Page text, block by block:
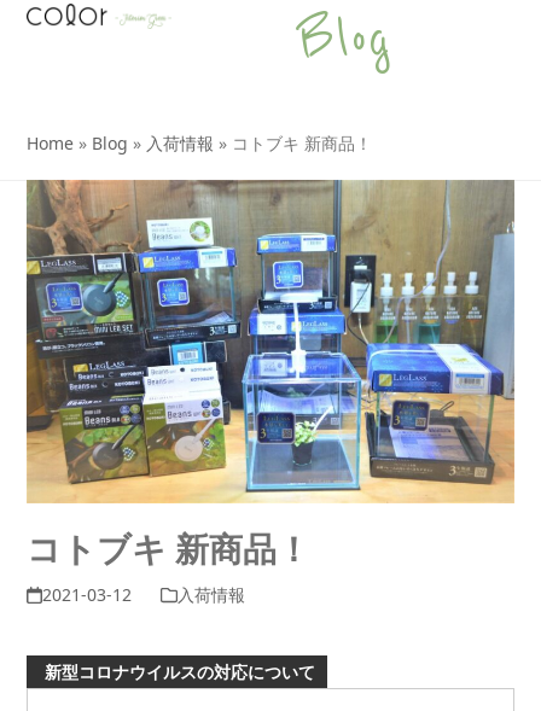
SkipOpen
Close
Blog
Home » Blog » 入荷情報 » コトブキ 新商品！
コトブキ 新商品！
2021-03-12 入荷情報
新型コロナウイルスの対応について